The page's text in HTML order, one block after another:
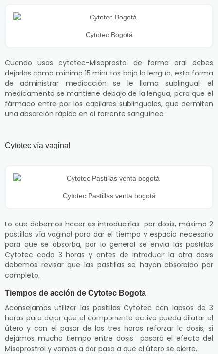
Cytotec Bogotá
Cuando usas cytotec-Misoprostol de forma oral debes
dejarlas como mínimo 15 minutos bajo la lengua, esta forma
de administrar medicación se le llama sublingual, el
medicamento se mantiene debajo de la lengua, para que el
fármaco entre por los capilares sublinguales, que permiten
una absorción rápida en el torrente sanguíneo.
Cytotec vía vaginal
Cytotec Pastillas venta bogotá
Lo que debemos hacer es introducirlas por dosis, máximo 2
pastillas vía vaginal para dar el tiempo y espacio necesario
para que se absorba, por lo general se envía las pastillas
Cytotec cada 3 horas y antes de introducir la otra dosis
debemos revisar que las pastillas se hayan absorbido por
completo.
Tiempos de acción de Cytotec Bogota
Aconsejamos utilizar las pastillas Cytotec con lapsos de 3
horas para dejar que el componente activo pueda dilatar el
útero y con el pasar de las tres horas reforzar la dosis, si
dejamos mucho tiempo entre dosis pasará el efecto del
Misoprostrol y vamos a dar paso a que el útero se cierre.